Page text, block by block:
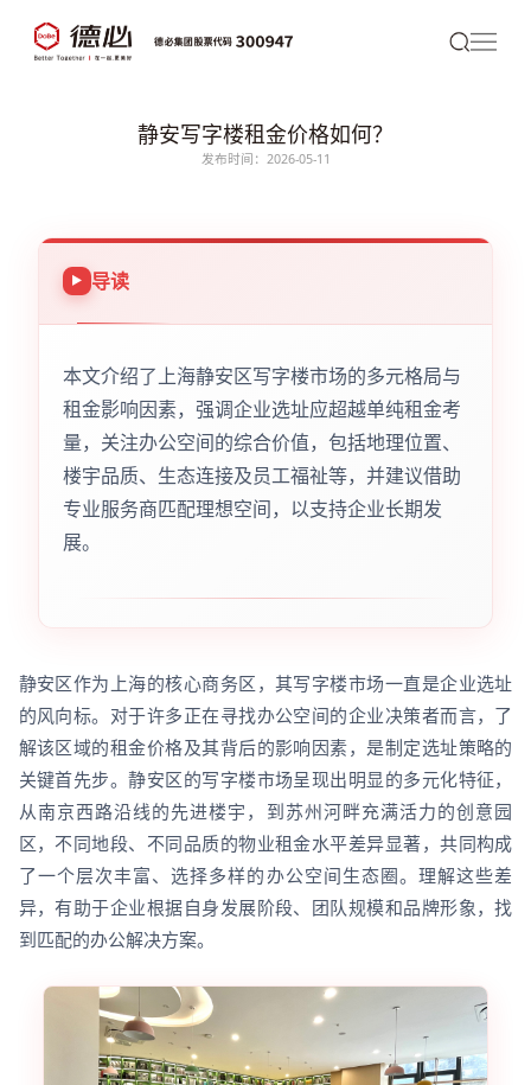
静安写字楼租金价格如何？
发布时间：2026-05-11
导读
本文介绍了上海静安区写字楼市场的多元格局与
租金影响因素，强调企业选址应超越单纯租金考
量，关注办公空间的综合价值，包括地理位置、
楼宇品质、生态连接及员工福祉等，并建议借助
专业服务商匹配理想空间，以支持企业长期发
展。
静安区作为上海的核心商务区，其写字楼市场一直是企业选址
的风向标。对于许多正在寻找办公空间的企业决策者而言，了
解该区域的租金价格及其背后的影响因素，是制定选址策略的
关键首先步。静安区的写字楼市场呈现出明显的多元化特征，
从南京西路沿线的先进楼宇，到苏州河畔充满活力的创意园
区，不同地段、不同品质的物业租金水平差异显著，共同构成
了一个层次丰富、选择多样的办公空间生态圈。理解这些差
异，有助于企业根据自身发展阶段、团队规模和品牌形象，找
到匹配的办公解决方案。